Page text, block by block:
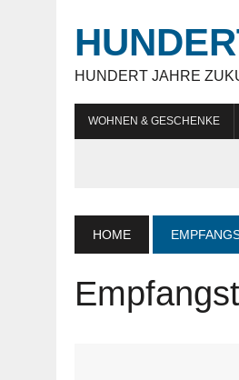
HUNDERT JAHRE
WOHNEN & GESCHENKE
HOME